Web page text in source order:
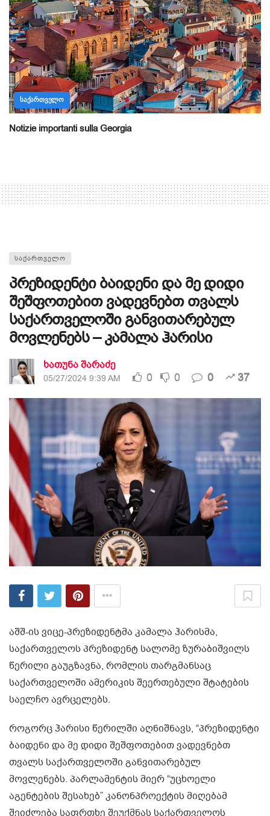
ᲡᲐᲥᲐᲠᲗᲕᲔᲚᲝ
Notizie importanti sulla Georgia
ᲡᲐᲥᲐᲠᲗᲕᲔᲚᲝ
პრეზიდენტი ბაიდენი და მე დიდი
შეშფოთებით ვადევნებთ თვალს
საქართველოში განვითარებულ
მოვლენებს – კამალა ჰარისი
ხათუნა შარაძე
05/27/2024 9:39 AM 0 0 0 37
აშშ-ის ვიცე-პრეზიდენტმა კამალა ჰარისმა,
საქართველოს პრეზიდენტ სალომე ზურაბიშვილს
წერილი გაუგზავნა, რომლის თარგმანსაც
საქართველოში ამერიკის შეერთებული შტატების
საელჩო ავრცელებს.
როგორც ჰარისი წერილში აღნიშნავს, “პრეზიდენტი
ბაიდენი და მე დიდი შეშფოთებით ვადევნებთ
თვალს საქართველოში განვითარებულ
მოვლენებს. პარლამენტის მიერ “უცხოელი
აგენტების შესახებ” კანონპროექტის მიღებამ
შეიძლება საფრთხე შეუქმნას საქართველოს